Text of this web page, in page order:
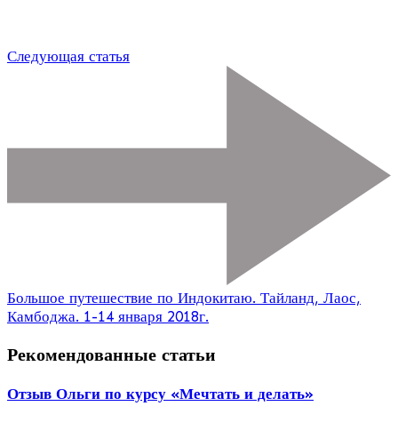
Следующая статья
Большое путешествие по Индокитаю. Тайланд, Лаос,
Камбоджа. 1-14 января 2018г.
Рекомендованные статьи
Отзыв Ольги по курсу «Мечтать и делать»